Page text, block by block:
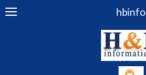
hbinfo